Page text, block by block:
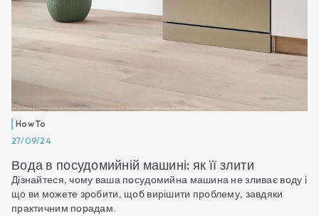
How To
27/09/24
Вода в посудомийній машині: як її злити
Дізнайтеся, чому ваша посудомийна машина не зливає воду і
що ви можете зробити, щоб вирішити проблему, завдяки
практичним порадам.